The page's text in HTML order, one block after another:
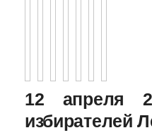
12 апреля
избирателей